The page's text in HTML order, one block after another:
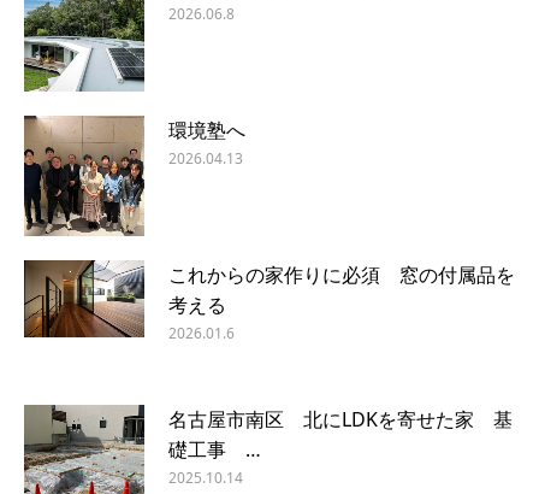
2026.06.8
環境塾へ
2026.04.13
これからの家作りに必須 窓の付属品を
考える
2026.01.6
名古屋市南区 北にLDKを寄せた家 基
礎工事 …
2025.10.14